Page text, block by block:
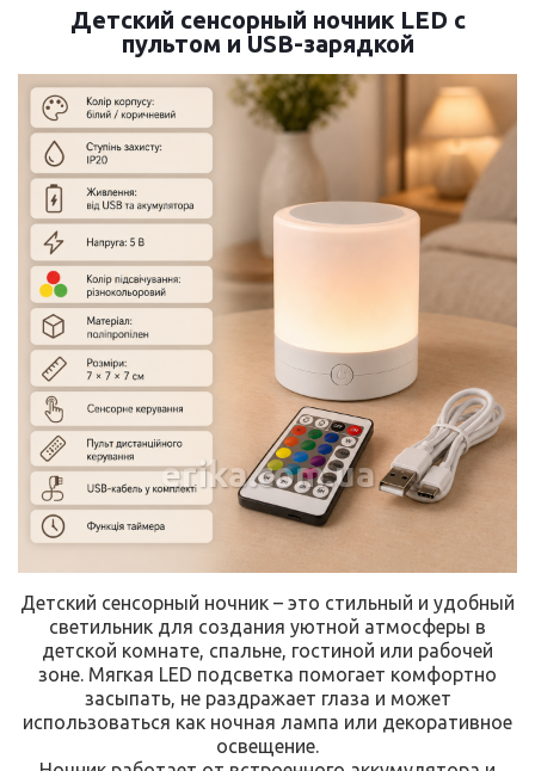
Детский сенсорный ночник LED с
пультом и USB-зарядкой
erika.com.ua
Детский сенсорный ночник – это стильный и удобный
светильник для создания уютной атмосферы в
детской комнате, спальне, гостиной или рабочей
зоне. Мягкая LED подсветка помогает комфортно
засыпать, не раздражает глаза и может
использоваться как ночная лампа или декоративное
освещение.